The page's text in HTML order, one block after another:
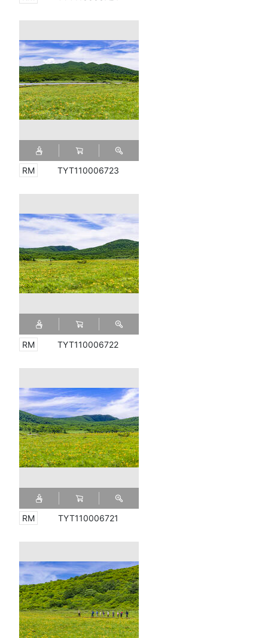
TYT110006723
TYT110006722
TYT110006721